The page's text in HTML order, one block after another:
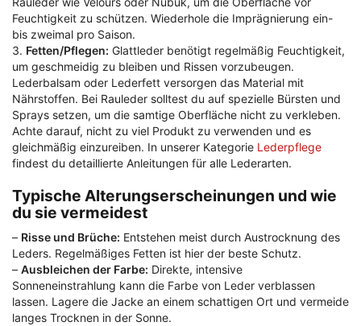
Feuchtigkeit zu schützen. Wiederhole die Imprägnierung ein-
bis zweimal pro Saison.
3. Fetten/Pflegen: Glattleder benötigt regelmäßig Feuchtigkeit,
um geschmeidig zu bleiben und Rissen vorzubeugen.
Lederbalsam oder Lederfett versorgen das Material mit
Nährstoffen. Bei Rauleder solltest du auf spezielle Bürsten und
Sprays setzen, um die samtige Oberfläche nicht zu verkleben.
Achte darauf, nicht zu viel Produkt zu verwenden und es
gleichmäßig einzureiben. In unserer Kategorie Lederpflege
findest du detaillierte Anleitungen für alle Lederarten.
Typische Alterungserscheinungen und wie
du sie vermeidest
– Risse und Brüche: Entstehen meist durch Austrocknung des
Leders. Regelmäßiges Fetten ist hier der beste Schutz.
– Ausbleichen der Farbe: Direkte, intensive
Sonneneinstrahlung kann die Farbe von Leder verblassen
lassen. Lagere die Jacke an einem schattigen Ort und vermeide
langes Trocknen in der Sonne.